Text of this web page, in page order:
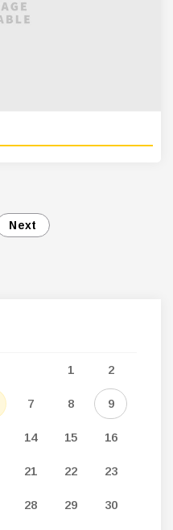
Next
1 2
7 8 9
14 15 16
21 22 23
28 29 30